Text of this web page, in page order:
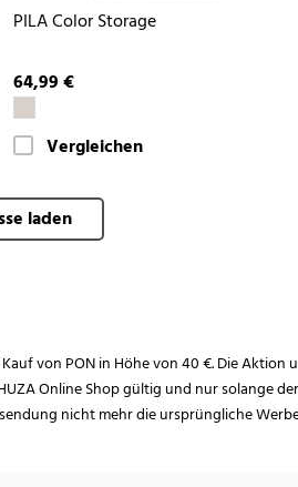
PILA Color Storage
64,99 €
Vergleichen
laden
von PON in Höhe von 40 €. Die
Online Shop gültig und nur solange
nicht mehr die ursprüngliche